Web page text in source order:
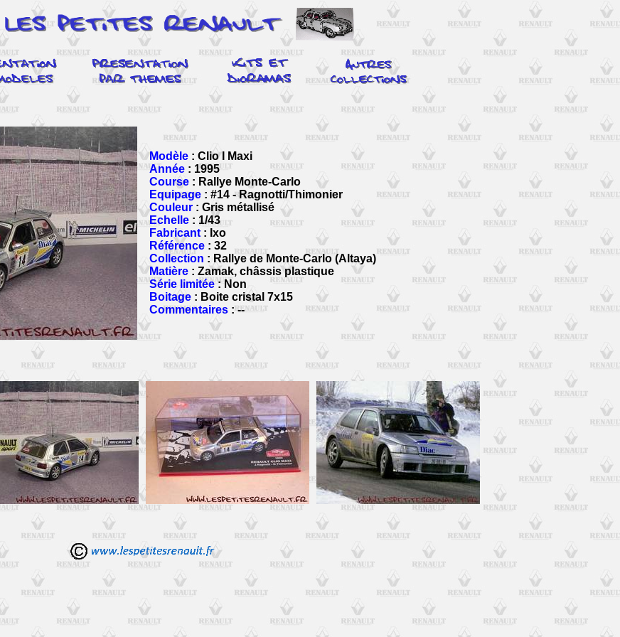
Modèle : Clio I Maxi
Année : 1995
Course : Rallye Monte-Carlo
Equipage : #14 - Ragnotti/Thimonier
Couleur : Gris métallisé
Echelle : 1/43
Fabricant : Ixo
Référence : 32
Collection : Rallye de Monte-Carlo (Altaya)
Matière : Zamak, châssis plastique
Série limitée: Non
Boitage : Boite cristal 7x15
Commentaires : --